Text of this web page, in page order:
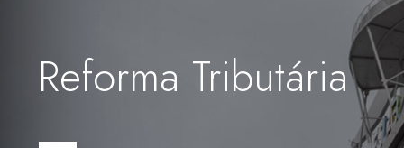
Reforma Tributária